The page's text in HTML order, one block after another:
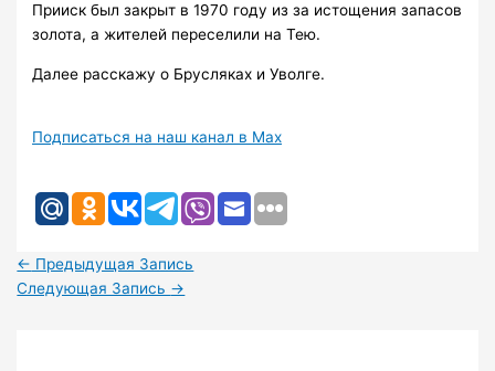
Прииск был закрыт в 1970 году из за истощения запасов
золота, а жителей переселили на Тею.
Далее расскажу о Брусляках и Уволге.
Подписаться на наш канал в Max
← Предыдущая Запись
Следующая Запись →